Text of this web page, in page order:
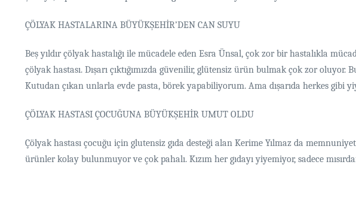
ÇÖLYAK HASTALARINA BÜYÜKŞEHİR’DEN CAN SUYU
Beş yıldır çölyak hastalığı ile mücadele eden Esra Ünsal, çok zor bir hastalıkla
çölyak hastası. Dışarı çıktığımızda güvenilir, glütensiz ürün bulmak çok zor
Kutudan çıkan unlarla evde pasta, börek yapabiliyorum. Ama dışarıda herkes
ÇÖLYAK HASTASI ÇOCUĞUNA BÜYÜKŞEHİR UMUT OLDU
Çölyak hastası çocuğu için glutensiz gıda desteği alan Kerime Yılmaz da
ürünler kolay bulunmuyor ve çok pahalı. Kızım her gıdayı yiyemiyor, sadece